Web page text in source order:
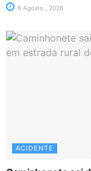
6 Agosto , 2026
ACIDENTE